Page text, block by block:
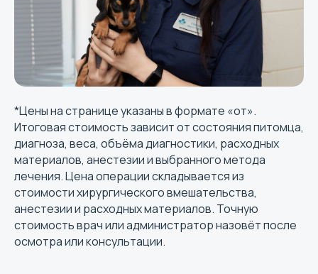
*Цены на странице указаны в формате «от».
Итоговая стоимость зависит от состояния питомца,
диагноза, веса, объёма диагностики, расходных
материалов, анестезии и выбранного метода
лечения. Цена операции складывается из
стоимости хирургического вмешательства,
анестезии и расходных материалов. Точную
стоимость врач или администратор назовёт после
осмотра или консультации.